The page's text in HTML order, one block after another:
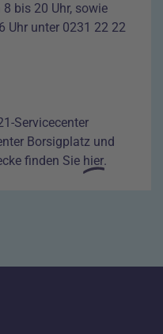
bis 20 Uhr, sowie
Uhr unter 0231 22 22
Servicecenter
Borsigplatz und
finden Sie hier.